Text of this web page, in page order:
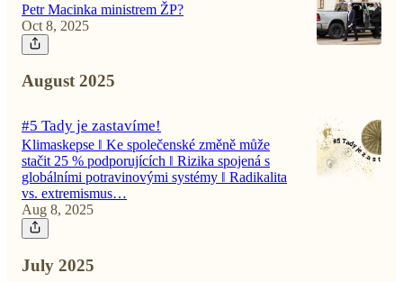
Petr Macinka ministrem ŽP?
Oct 8, 2025
August 2025
#5 Tady je zastavíme!
Klimaskepse ‖ Ke společenské změně může
stačit 25 % podporujících ‖ Rizika spojená s
globálními potravinovými systémy ‖ Radikalita
vs. extremismus…
Aug 8, 2025
July 2025